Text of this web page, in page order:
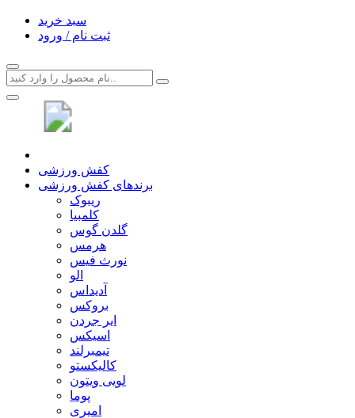
سبد خرید
ثبت نام / ورود
کفش ورزشی
برندهای کفش ورزشی
ریبوک
کلمبیا
گلدن گوس
هرمس
نورث فیس
الو
آدیداس
بروکس
ایر جردن
اسیکس
تیمبرلند
کالیکستو
لویی ویتون
پوما
امیری